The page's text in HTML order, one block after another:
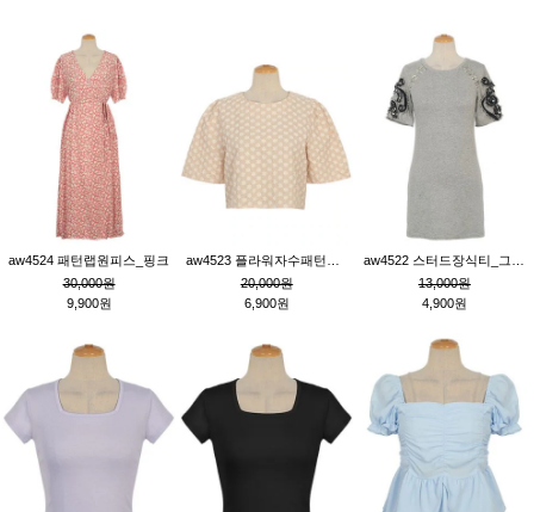
aw4524 패턴랩원피스_핑크
30,000원
9,900원
20,000원
6,900원
13,000원
4,900원